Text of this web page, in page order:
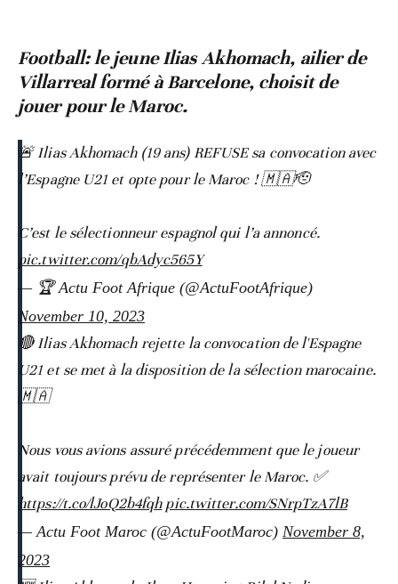
Football: le jeune Ilias Akhomach, ailier de
Villarreal formé à Barcelone, choisit de
jouer pour le Maroc.
🚨 Ilias Akhomach (19 ans) REFUSE sa convocation avec
l’Espagne U21 et opte pour le Maroc ! 🇲🇦🫡
C’est le sélectionneur espagnol qui l’a annoncé.
pic.twitter.com/qbAdyc565Y
— 🏆 Actu Foot Afrique (@ActuFootAfrique)
November 10, 2023
🔴 Ilias Akhomach rejette la convocation de l'Espagne
U21 et se met à la disposition de la sélection marocaine.
🇲🇦
Nous vous avions assuré précédemment que le joueur
avait toujours prévu de représenter le Maroc. ✅
https://t.co/lJoQ2b4fqh pic.twitter.com/SNrpTzA7lB
— Actu Foot Maroc (@ActuFootMaroc) November 8,
2023